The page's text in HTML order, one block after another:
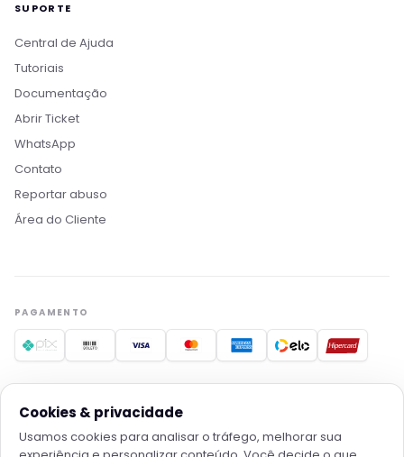
SUPORTE
Central de Ajuda
Tutoriais
Documentação
Abrir Ticket
WhatsApp
Contato
Reportar abuso
Área do Cliente
PAGAMENTO
FORNECEDORES RECONHECIDOS
Cookies & privacidade
Usamos cookies para analisar o tráfego, melhorar sua
Boa madrugada! Sou o Nikko, da Rollin Host. 👋
Migrar pra Rollin Falar com consultor